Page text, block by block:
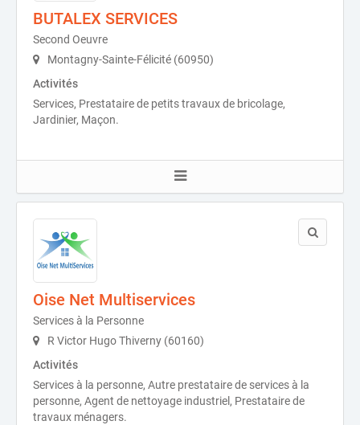
BUTALEX SERVICES
Second Oeuvre
Montagny-Sainte-Félicité (60950)
Activités
Services, Prestataire de petits travaux de bricolage,
Jardinier, Maçon.
Oise Net Multiservices
Services à la Personne
R Victor Hugo Thiverny (60160)
Activités
Services à la personne, Autre prestataire de services à la
personne, Agent de nettoyage industriel, Prestataire de
travaux ménagers.